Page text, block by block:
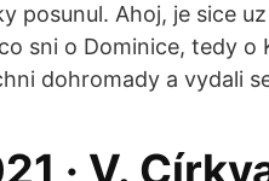
posunul. Ahoj, je sice
sni o Dominice, tedy
dohromady a vydali
· V.